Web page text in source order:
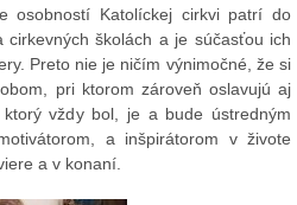
osobností Katolíckej cirkvi patrí do
školách a je súčasťou ich
Preto nie je ničím výnimočné, že si
pri ktorom zároveň oslavujú aj
vždy bol, je a bude ústredným
a inšpirátorom v živote
a v konaní.